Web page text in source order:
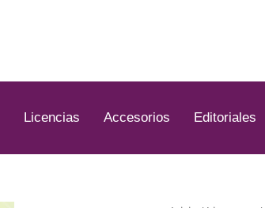
Licencias Accesorios Editoriales